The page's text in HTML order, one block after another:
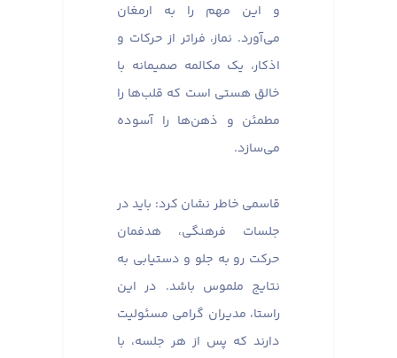
و این مهم را به ارمغان
می‌آورد. نماز، فراتر از حرکات و
اذکار، یک مکالمه صمیمانه با
خالق هستی است که قلب‌ها را
مطمئن و ذهن‌ها را آسوده
می‌سازد.
قاسمی خاطر نشان کرد: باید در
جلسات فرهنگی، هدفمان
حرکت رو به جلو و دستیابی به
نتایج ملموس باشد. در این
راستا، مدیران گرامی مسئولیت
دارند که پس از هر جلسه، با